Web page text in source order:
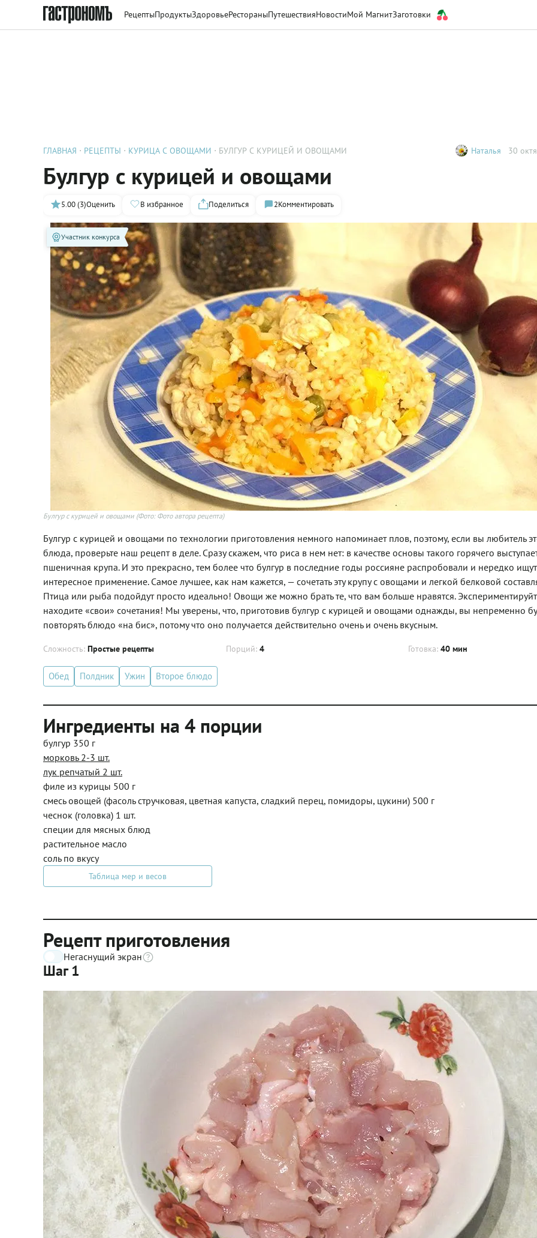
РецептыПродуктыЗдоровьеРестораныПутешествияНовостиМой МагнитЗаготовки
ГЛАВНАЯ РЕЦЕПТЫ КУРИЦА С ОВОЩАМИ БУЛГУР С КУРИЦЕЙ И ОВОЩАМИ Наталья 30
Булгур с курицей и овощами
5.00 (3)Оценить В избранное Поделиться 2Комментировать
Участник конкурса
Булгур с курицей и овощами (Фото: Фото автора рецепта)
Булгур с курицей и овощами по технологии приготовления немного напоминает плов, поэтому, если вы любитель
блюда, проверьте наш рецепт в деле. Сразу скажем, что риса в нем нет: в качестве основы такого горячего
пшеничная крупа. И это прекрасно, тем более что булгур в последние годы россияне распробовали и нередко
интересное применение. Самое лучшее, как нам кажется, — сочетать эту крупу с овощами и легкой белковой
Птица или рыба подойдут просто идеально! Овощи же можно брать те, что вам больше нравятся.
находите «свои» сочетания! Мы уверены, что, приготовив булгур с курицей и овощами однажды, вы непременно
повторять блюдо «на бис», потому что оно получается действительно очень и очень вкусным.
Сложность: Простые рецепты Порций: 4 Готовка:40 мин
Обед Полдник Ужин Второе блюдо
Ингредиенты на 4 порции
булгур 350 г
морковь 2-3 шт.
лук репчатый 2 шт.
филе из курицы 500 г
смесь овощей (фасоль стручковая, цветная капуста, сладкий перец, помидоры, цукини) 500 г
чеснок (головка) 1 шт.
специи для мясных блюд
растительное масло
соль по вкусу
Таблица мер и весов
Рецепт приготовления
Негаснущий экран
Шаг 1